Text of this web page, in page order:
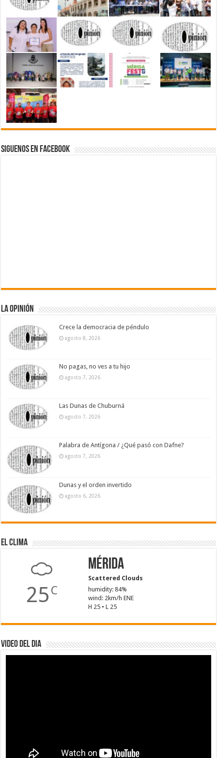
Siguenos en Facebook
La Opinión
Crece la democracia de péndulo
agosto 8, 2026
No pagas, no ves a tu hijo
agosto 7, 2026
Las Dunas de Chuburná
agosto 7, 2026
Palabra de Antígona / ¿Qué pasó con Dafne?
agosto 7, 2026
Dunas y el orden invertido
agosto 6, 2026
El Clima
25 C
Mérida
Scattered Clouds
humidity: 84%
wind: 2km/h ENE
H 25 • L 25
Video del dia